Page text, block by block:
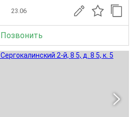
23.06
Позвонить